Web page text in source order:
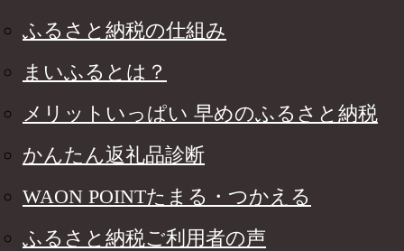
ふるさと納税の仕組み
まいふるとは？
メリットいっぱい 早めのふるさと納税
かんたん返礼品診断
WAON POINTたまる・つかえる
ふるさと納税ご利用者の声